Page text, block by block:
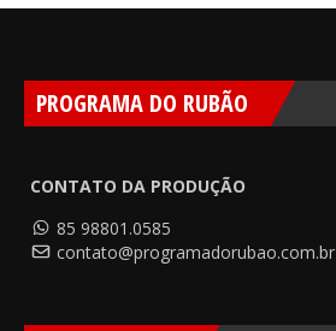
PROGRAMA DO RUBÃO
CONTATO DA PRODUÇÃO
85 98801.0585
contato@programadorubao.com.br